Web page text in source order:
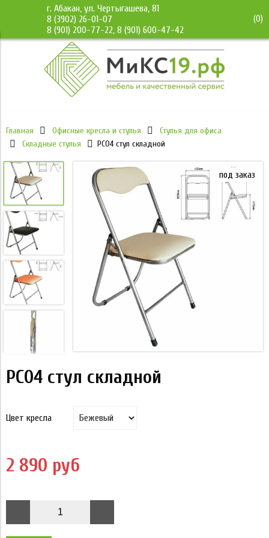
г. Абакан, ул. Чертыгашева, 81
8 (3902) 26-01-07
8 (901) 200-77-22, 8 (901) 600-47-42
(0)
Главная Офисные кресла и стулья
Стулья для офиса
Складные стулья
РС04 стул складной
под заказ
РС04 стул складной
Цвет кресла
2 890 руб